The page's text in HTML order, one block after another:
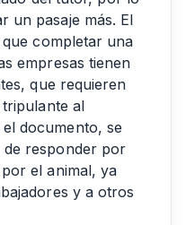
un pasaje más. El
completar una
empresas tienen
que requieren
al
documento, se
de responder por
el animal, ya
y a otros